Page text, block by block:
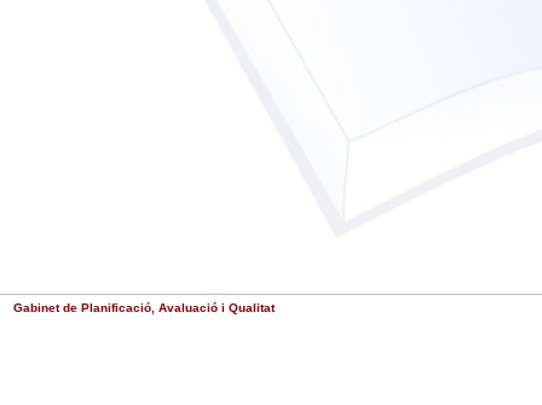
Gabinet de Planificació, Avaluació i Qualitat